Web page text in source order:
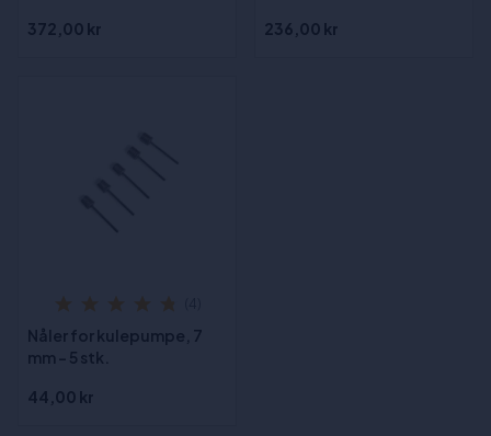
372,00 kr
236,00 kr
Nåler for kulepumpe, 7
mm - 5 stk.
44,00 kr